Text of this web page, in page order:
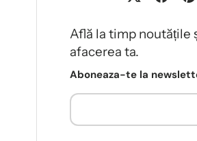
Află la timp noutățile
afacerea ta.
Aboneaza-te la